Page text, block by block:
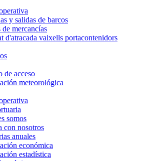
y salidas de barcos
de mercancías
d'atracada vaixells portacontenidors
de acceso
meteorológica
somos
con nosotros
anuales
económica
estadística